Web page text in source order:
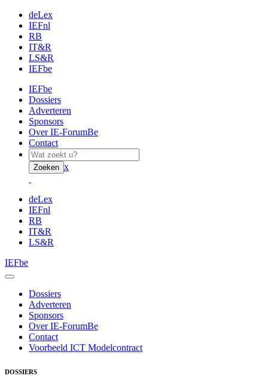
deLex
IEFnl
RB
IT&R
LS&R
IEFbe
IEFbe
Dossiers
Adverteren
Sponsors
Over IE-ForumBe
Contact
Zoeken x
deLex
IEFnl
RB
IT&R
LS&R
IEFbe
Dossiers
Adverteren
Sponsors
Over IE-ForumBe
Contact
Voorbeeld ICT Modelcontract
DOSSIERS